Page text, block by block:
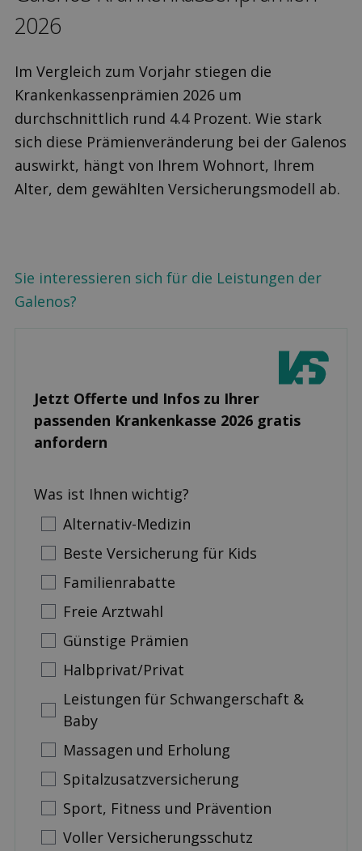
2026
Im Vergleich zum Vorjahr stiegen die
Krankenkassenprämien 2026 um
durchschnittlich rund 4.4 Prozent. Wie stark
sich diese Prämienveränderung bei der Galenos
auswirkt, hängt von Ihrem Wohnort, Ihrem
Alter, dem gewählten Versicherungsmodell ab.
Sie interessieren sich für die Leistungen der
Galenos?
Jetzt Offerte und Infos zu Ihrer
passenden Kranken­kasse 2026 gratis
anfordern
Was ist Ihnen wichtig?
Alternativ-Medizin
Beste Versicherung für Kids
Familienrabatte
Freie Arztwahl
Günstige Prämien
Halbprivat/Privat
Leistungen für Schwangerschaft &
Baby
Massagen und Erholung
Spitalzusatzversicherung
Sport, Fitness und Prävention
Voller Versicherungsschutz